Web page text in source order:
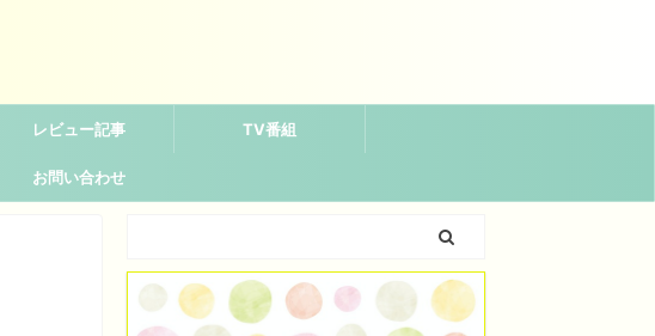
レビュー記事 TV番組
お問い合わせ